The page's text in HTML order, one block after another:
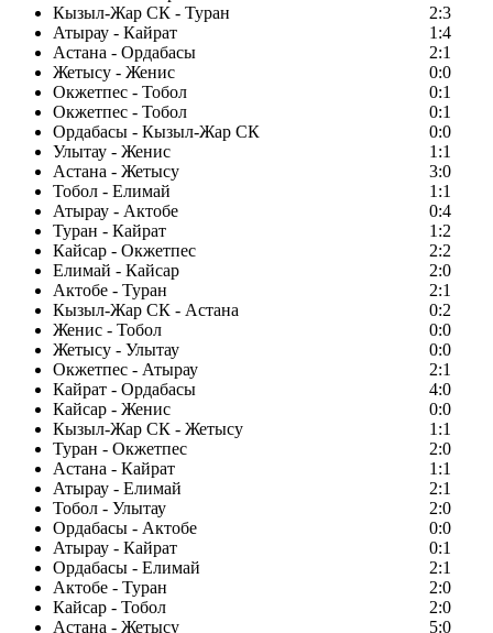
Кызыл-Жар СК - Туран
2:3
Атырау - Кайрат
1:4
Астана - Ордабасы
2:1
Жетысу - Женис
0:0
Окжетпес - Тобол
0:1
Окжетпес - Тобол
0:1
Ордабасы - Кызыл-Жар СК
0:0
Улытау - Женис
1:1
Астана - Жетысу
3:0
Тобол - Елимай
1:1
Атырау - Актобе
0:4
Туран - Кайрат
1:2
Кайсар - Окжетпес
2:2
Елимай - Кайсар
2:0
Актобе - Туран
2:1
Кызыл-Жар СК - Астана
0:2
Женис - Тобол
0:0
Жетысу - Улытау
0:0
Окжетпес - Атырау
2:1
Кайрат - Ордабасы
4:0
Кайсар - Женис
0:0
Кызыл-Жар СК - Жетысу
1:1
Туран - Окжетпес
2:0
Астана - Кайрат
1:1
Атырау - Елимай
2:1
Тобол - Улытау
2:0
Ордабасы - Актобе
0:0
Атырау - Кайрат
0:1
Ордабасы - Елимай
2:1
Актобе - Туран
2:0
Кайсар - Тобол
2:0
Астана - Жетысу
5:0